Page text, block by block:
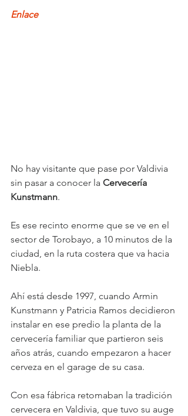
Enlace
No hay visitante que pase por Valdivia
sin pasar a conocer la Cervecería
Kunstmann.
Es ese recinto enorme que se ve en el
sector de Torobayo, a 10 minutos de la
ciudad, en la ruta costera que va hacia
Niebla.
Ahí está desde 1997, cuando Armin
Kunstmann y Patricia Ramos decidieron
instalar en ese predio la planta de la
cervecería familiar que partieron seis
años atrás, cuando empezaron a hacer
cerveza en el garage de su casa.
Con esa fábrica retomaban la tradición
cervecera en Valdivia, que tuvo su auge